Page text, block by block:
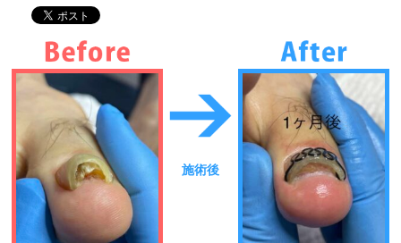
施術後